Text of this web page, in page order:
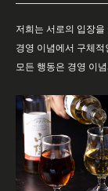
저희는 서로의 입장
경영 이념에서 구체
모든 행동은 경영 이